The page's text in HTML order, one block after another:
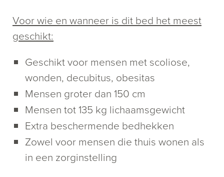
Voor wie en wanneer is dit bed het meest
geschikt:
Geschikt voor mensen met scoliose,
wonden, decubitus, obesitas
Mensen groter dan 150 cm
Mensen tot 135 kg lichaamsgewicht
Extra beschermende bedhekken
Zowel voor mensen die thuis wonen als
in een zorginstelling